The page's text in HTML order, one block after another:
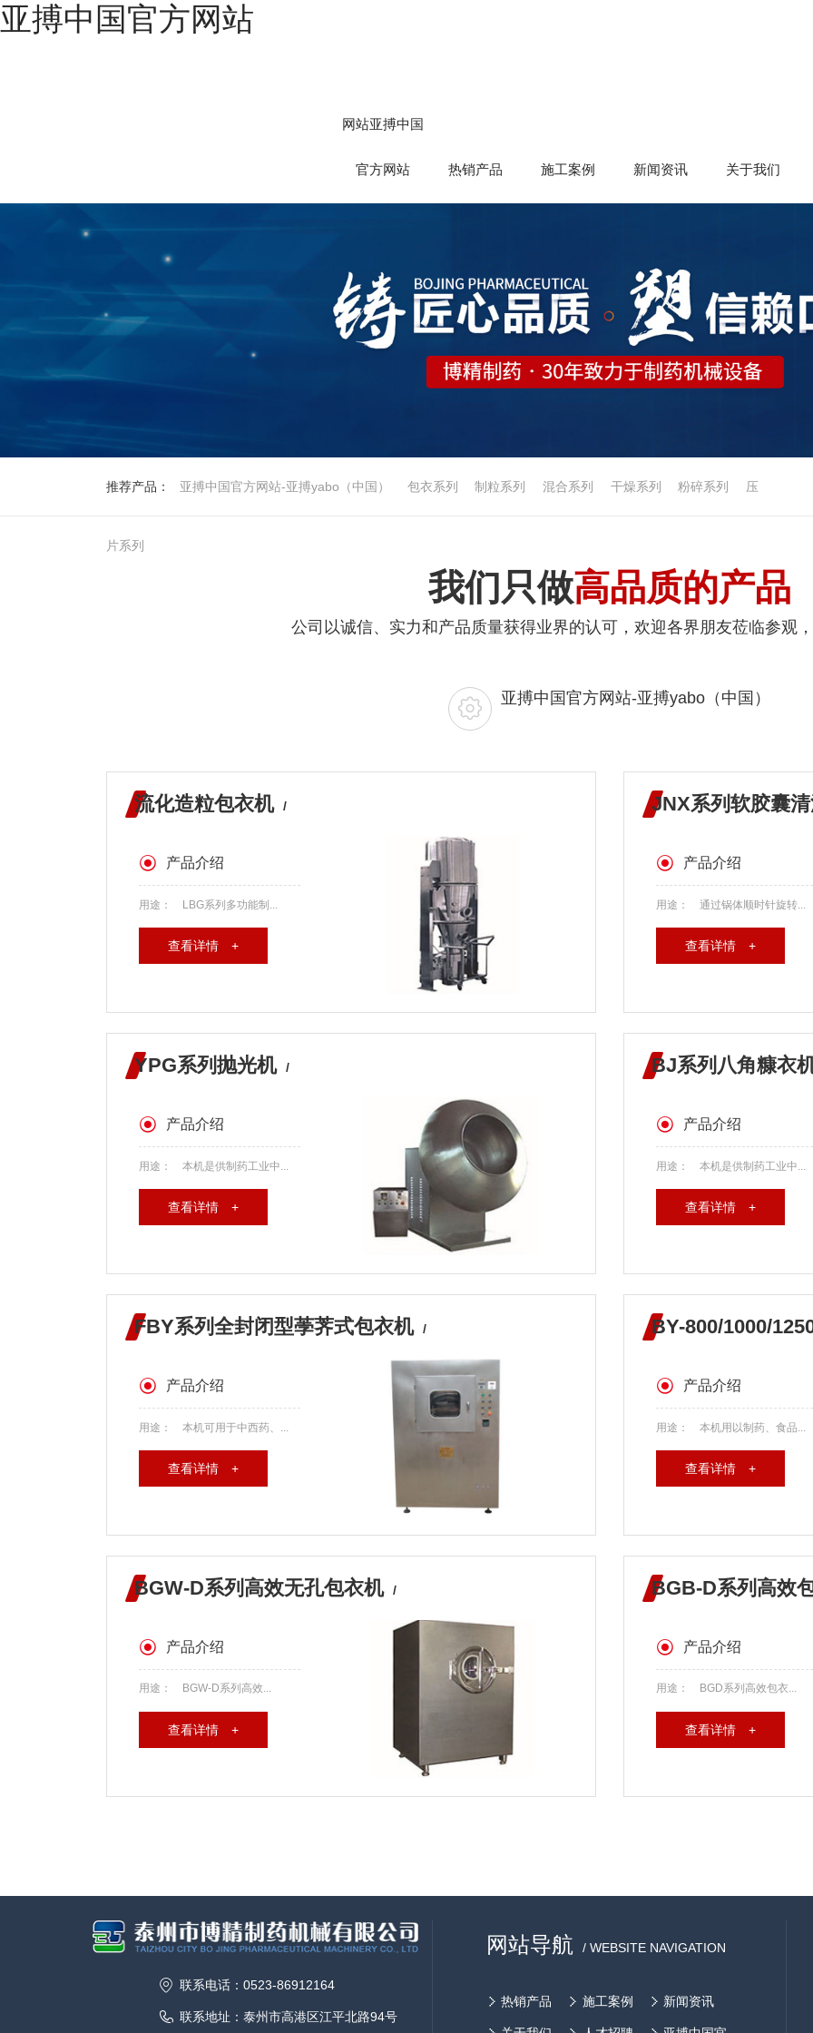
亚搏中国官方网站
网站亚搏中国
官方网站 热销产品 施工案例 新闻资讯 关于我们
推荐产品： 亚搏中国官方网站-亚搏yabo（中国） 包衣系列 制粒系列 混合系列 干燥系列 粉碎系列 压
片系列
我们只做高品质的产品
公司以诚信、实力和产品质量获得业界的认可，欢迎各界朋友莅临参观
亚搏中国官方网站-亚搏yabo（中国）
流化造粒包衣机 /
产品介绍
用途： LBG系列多功能制...
查看详情 +
JNX系列软胶囊
产品介绍
用途： 通过锅体顺时针旋转...
查看详情 +
YPG系列抛光机 /
产品介绍
用途： 本机是供制药工业中...
查看详情 +
BJ系列八角糠衣
产品介绍
用途： 本机是供制药工业中...
查看详情 +
FBY系列全封闭型荸荠式包衣机 /
产品介绍
用途： 本机可用于中西药、...
查看详情 +
BY-800/1000/
产品介绍
用途： 本机用以制药、食品...
查看详情 +
BGW-D系列高效无孔包衣机 /
产品介绍
用途： BGW-D系列高效...
查看详情 +
BGB-D系列高效
产品介绍
用途： BGD系列高效包衣...
查看详情 +
联系电话：0523-86912164
联系地址：泰州市高港区江平北路94号
网站导航 / WEBSITE NAVIGATION
热销产品 施工案例 新闻资讯